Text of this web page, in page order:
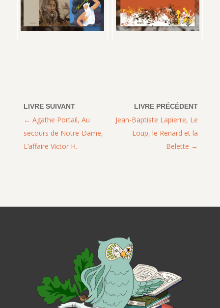
Jean-Baptiste Lapierre, Le
Loup, le Renard et la
Belette
Agathe Portail, Au
secours de Notre-Dame,
L’affaire Victor H.